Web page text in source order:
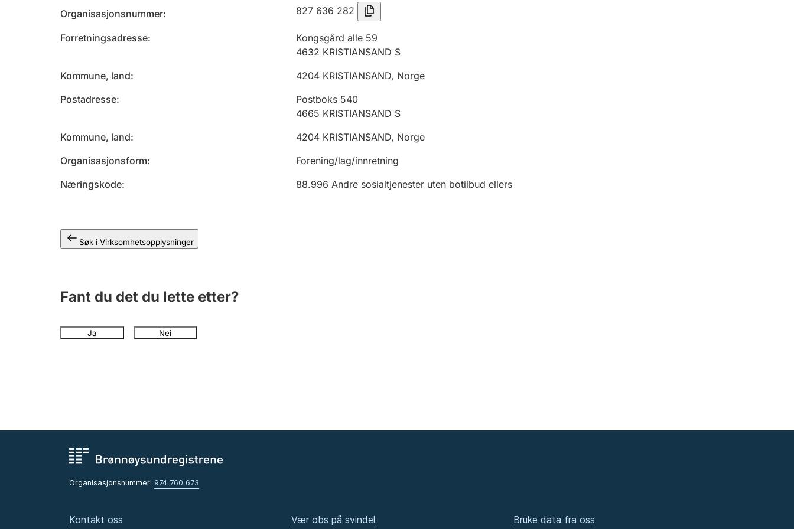
Organisasjonsnummer 827 636 282
Forretningsadresse
Kongsgård alle 59
4632 KRISTIANSAND S
Kommune, land
4204 KRISTIANSAND, Norge
Postadresse
Postboks 540
4665 KRISTIANSAND S
Kommune, land
4204 KRISTIANSAND, Norge
Organisasjonsform
Forening/lag/innretning
Næringskode
88.996 Andre sosialtjenester uten botilbud ellers
Søk i Virksomhetsopplysninger
Fant du det du lette etter?
Ja Nei
Organisasjonsnummer: 974 760 673
Kontakt oss Vær obs på svindel Bruke data fra oss